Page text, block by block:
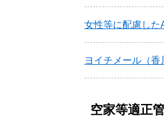
女性等に配慮した
ヨイチメール（
空家等適正